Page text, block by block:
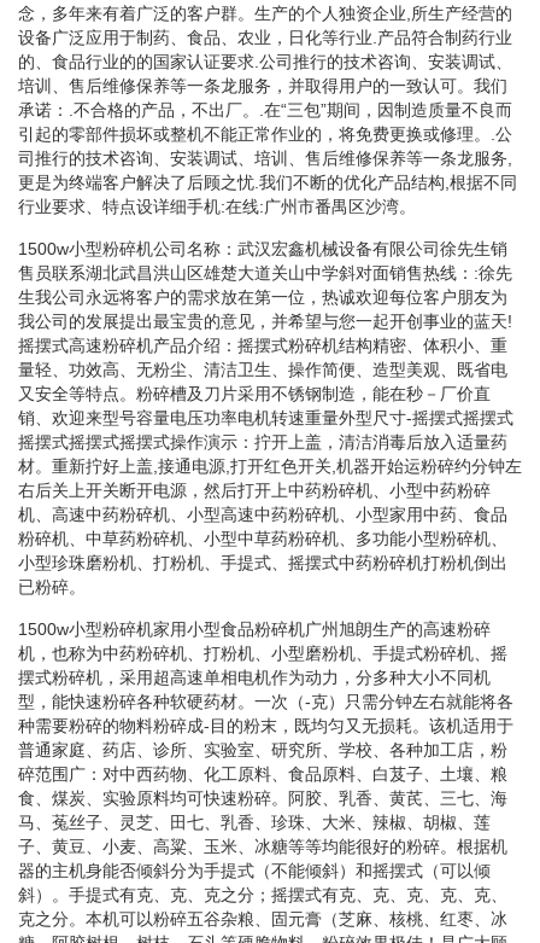
念，多年来有着广泛的客户群。生产的个人独资企业,所生产经营的
设备广泛应用于制药、食品、农业，日化等行业.产品符合制药行业
的、食品行业的的国家认证要求.公司推行的技术咨询、安装调试、
培训、售后维修保养等一条龙服务，并取得用户的一致认可。我们
承诺：.不合格的产品，不出厂。.在“三包”期间，因制造质量不良而
引起的零部件损坏或整机不能正常作业的，将免费更换或修理。.公
司推行的技术咨询、安装调试、培训、售后维修保养等一条龙服务,
更是为终端客户解决了后顾之忧.我们不断的优化产品结构,根据不同
行业要求、特点设详细手机:在线:广州市番禺区沙湾。
1500w小型粉碎机公司名称：武汉宏鑫机械设备有限公司徐先生销
售员联系湖北武昌洪山区雄楚大道关山中学斜对面销售热线：:徐先
生我公司永远将客户的需求放在第一位，热诚欢迎每位客户朋友为
我公司的发展提出最宝贵的意见，并希望与您一起开创事业的蓝天!
摇摆式高速粉碎机产品介绍：摇摆式粉碎机结构精密、体积小、重
量轻、功效高、无粉尘、清洁卫生、操作简便、造型美观、既省电
又安全等特点。粉碎槽及刀片采用不锈钢制造，能在秒－厂价直
销、欢迎来型号容量电压功率电机转速重量外型尺寸-摇摆式摇摆式
摇摆式摇摆式摇摆式操作演示：拧开上盖，清洁消毒后放入适量药
材。重新拧好上盖,接通电源,打开红色开关,机器开始运粉碎约分钟左
右后关上开关断开电源，然后打开上中药粉碎机、小型中药粉碎
机、高速中药粉碎机、小型高速中药粉碎机、小型家用中药、食品
粉碎机、中草药粉碎机、小型中草药粉碎机、多功能小型粉碎机、
小型珍珠磨粉机、打粉机、手提式、摇摆式中药粉碎机打粉机倒出
已粉碎。
1500w小型粉碎机家用小型食品粉碎机广州旭朗生产的高速粉碎
机，也称为中药粉碎机、打粉机、小型磨粉机、手提式粉碎机、摇
摆式粉碎机，采用超高速单相电机作为动力，分多种大小不同机
型，能快速粉碎各种软硬药材。一次（-克）只需分钟左右就能将各
种需要粉碎的物料粉碎成-目的粉末，既均匀又无损耗。该机适用于
普通家庭、药店、诊所、实验室、研究所、学校、各种加工店，粉
碎范围广：对中西药物、化工原料、食品原料、白芨子、土壤、粮
食、煤炭、实验原料均可快速粉碎。阿胶、乳香、黄芪、三七、海
马、菟丝子、灵芝、田七、乳香、珍珠、大米、辣椒、胡椒、莲
子、黄豆、小麦、高粱、玉米、冰糖等等均能很好的粉碎。根据机
器的主机身能否倾斜分为手提式（不能倾斜）和摇摆式（可以倾
斜）。手提式有克、克、克之分；摇摆式有克、克、克、克、克、
克之分。本机可以粉碎五谷杂粮、固元膏（芝麻、核桃、红枣、冰